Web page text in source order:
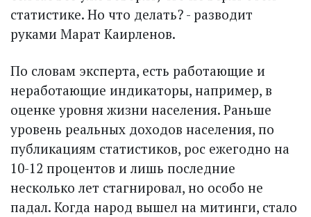
статистике. Но что делать? - разводит
руками Марат Каирленов.
По словам эксперта, есть работающие и
неработающие индикаторы, например, в
оценке уровня жизни населения. Раньше
уровень реальных доходов населения, по
публикациям статистиков, рос ежегодно на
10-12 процентов и лишь последние
несколько лет стагнировал, но особо не
падал. Когда народ вышел на митинги, стало